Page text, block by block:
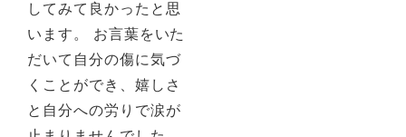
してみて良かったと思
います。 お言葉をいた
だいて自分の傷に気づ
くことができ、嬉しさ
と自分への労りで涙が